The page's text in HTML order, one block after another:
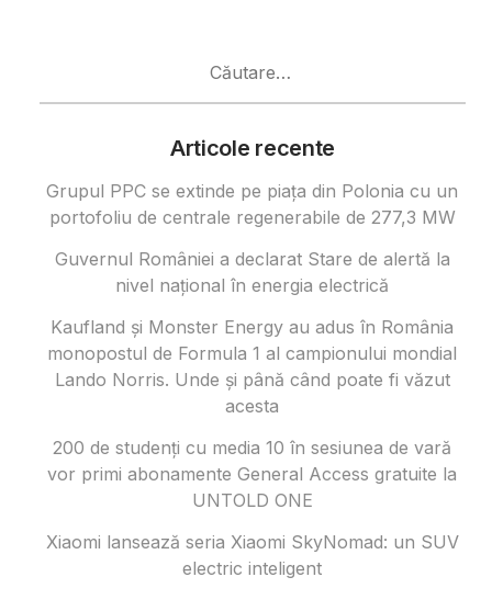
Articole recente
Grupul PPC se extinde pe piața din Polonia cu un
portofoliu de centrale regenerabile de 277,3 MW
Guvernul României a declarat Stare de alertă la
nivel național în energia electrică
Kaufland și Monster Energy au adus în România
monopostul de Formula 1 al campionului mondial
Lando Norris. Unde și până când poate fi văzut
acesta
200 de studenți cu media 10 în sesiunea de vară
vor primi abonamente General Access gratuite la
UNTOLD ONE
Xiaomi lansează seria Xiaomi SkyNomad: un SUV
electric inteligent